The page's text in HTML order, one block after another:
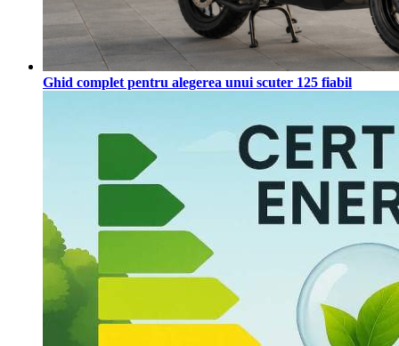
Ghid complet pentru alegerea unui scuter 125 fiabil